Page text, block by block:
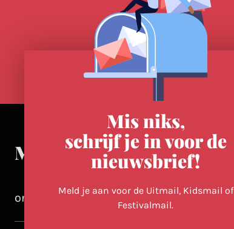
Meer in Utrecht
ontdek-utrecht.nl
Mis niks,
schrijf je in voor de
nieuwsbrief!
Meld je aan voor de Uitmail, Kidsmail of
Festivalmail.